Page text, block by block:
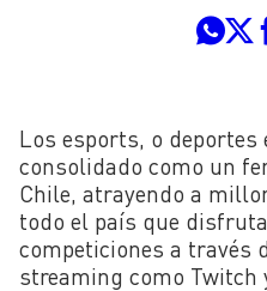
Los esports, o deportes
consolidado como un
Chile, atrayendo a
todo el país que
competiciones a través
streaming como Twitch